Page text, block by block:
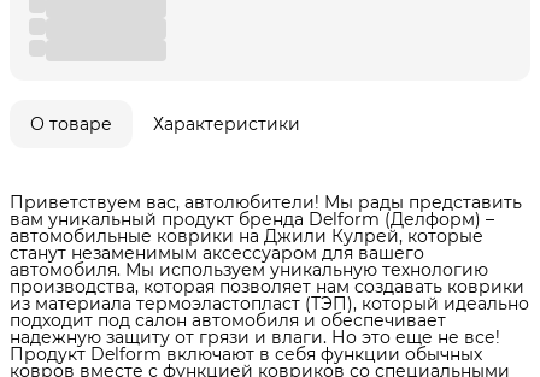
О товаре Характеристики
Приветствуем вас, автолюбители! Мы рады представить
вам уникальный продукт бренда Delform (Делформ) –
автомобильные коврики на Джили Кулрей, которые
станут незаменимым аксессуаром для вашего
автомобиля. Мы используем уникальную технологию
производства, которая позволяет нам создавать коврики
из материала термоэластопласт (ТЭП), который идеально
подходит под салон автомобиля и обеспечивает
надежную защиту от грязи и влаги. Но это еще не все!
Продукт Delform включают в себя функции обычных
ковров вместе с функцией ковриков со специальными